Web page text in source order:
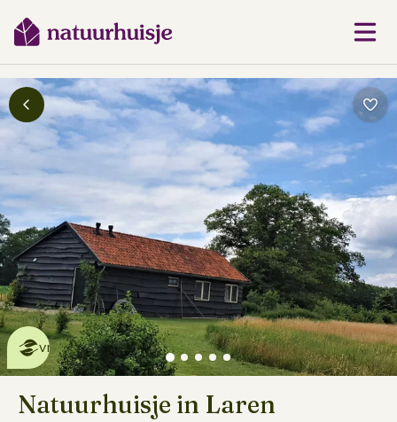
Dit natuurhuisje is eco-
vriendelijklees meer
Natuurhuisje in Laren